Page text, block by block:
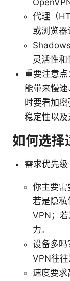
代理（
或浏览
灵活性
重要注意
能带来慢
时要看加
稳定性以及
如何选择
需求优先级
你主要需
若是隐私
VPN；
力。
设备多吗
VPN往往
速度要求